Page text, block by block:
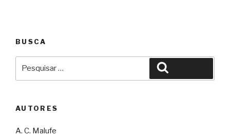
BUSCA
AUTORES
A. C. Malufe